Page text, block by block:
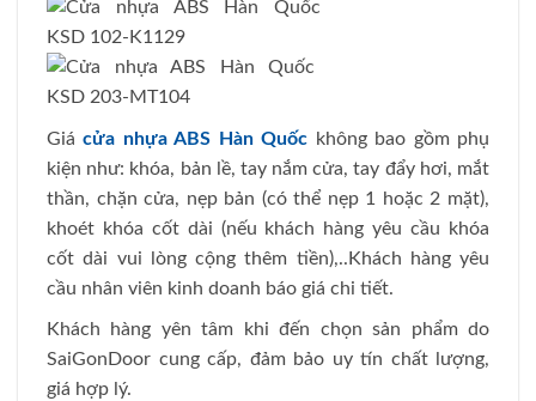
Giácửa nhựa ABS Hàn Quốc không bao gồm phụ
kiện như: khóa, bản lề, tay nắm cửa, tay đẩy hơi, mắt
thần, chặn cửa, nẹp bản (có thể nẹp 1 hoặc 2 mặt),
khoét khóa cốt dài (nếu khách hàng yêu cầu khóa
cốt dài vui lòng cộng thêm tiền),..Khách hàng yêu
cầu nhân viên kinh doanh báo giá chi tiết.
Khách hàng yên tâm khi đến chọn sản phẩm do
SaiGonDoor cung cấp, đảm bảo uy tín chất lượng,
giá hợp lý.